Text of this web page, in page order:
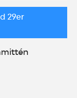
29er